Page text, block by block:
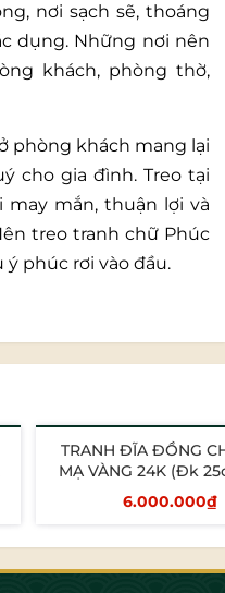
nơi sạch sẽ, thoáng
dụng. Những nơi nên
khách, phòng thờ,
phòng khách mang lại
cho gia đình. Treo tại
may mắn, thuận lợi và
treo tranh chữ Phúc
ý phúc rơi vào đầu.
TRANH ĐĨA ĐỒNG
MẠ VÀNG 24K (Đk
30cm)
6.000.000₫